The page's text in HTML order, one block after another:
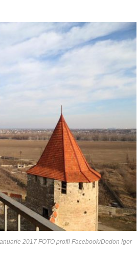
2017 FOTO profil Facebook/Dodon Igor